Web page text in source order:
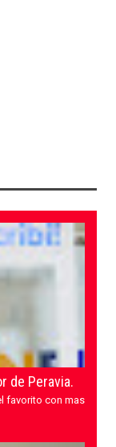
de Peravia.
favorito con mas